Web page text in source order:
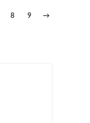
8 9 →